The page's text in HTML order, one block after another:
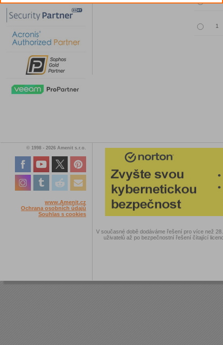
© 1998 - 2026 Amenit s.r.o.
www.Amenit.cz
Ochrana osobních údajů
Souhlas s cookies
V současné době dodáváme řešení pro více než
uživatelů až po bezpečnostní řešení čítající